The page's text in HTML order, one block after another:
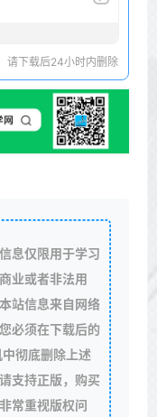
请下载后24小时内删除
息仅限用于学习
业或者非法用
站信息来自网络
必须在下载后的
彻底删除上述
支持正版，购买
常重视版权问